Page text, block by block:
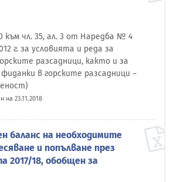
към чл. 35, ал. 3 от Наредба № 4
г. за условията и реда за
разсадници, както и за
в горските разсадници –
на 23.11.2018
баланс на необходимите
и попълване през
2017/18, обобщен за